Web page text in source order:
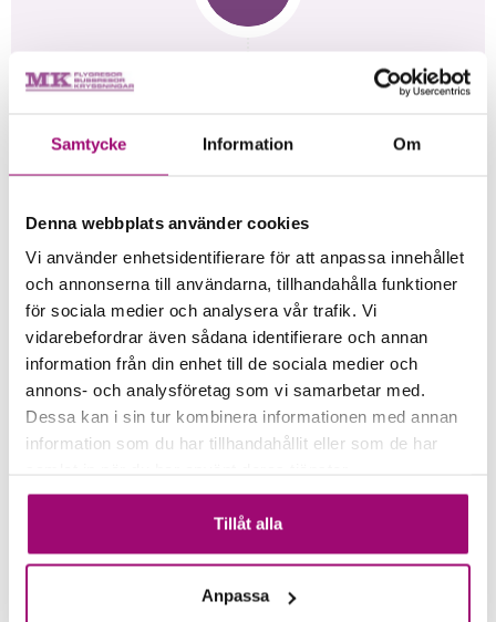
Samtycke Information Om
Denna webbplats använder cookies
Vi använder enhetsidentifierare för att anpassa innehållet
och annonserna till användarna, tillhandahålla funktioner
för sociala medier och analysera vår trafik. Vi
vidarebefordrar även sådana identifierare och annan
information från din enhet till de sociala medier och
annons- och analysföretag som vi samarbetar med.
Dessa kan i sin tur kombinera informationen med annan
information som du har tillhandahållit eller som de har
Tillåt alla
Anpassa
Kiruna – Svolvær
Denna dag så lämnar vi svenska gränsen via Abisko
trevligt foto. Det är ju inte varje dag man passerar
Riksgränsen. In över norska gränsen och via
slingriga men bra vägar når vi snart Svolvær, där vi
skall övernatta i två nätter. Middag väntar.